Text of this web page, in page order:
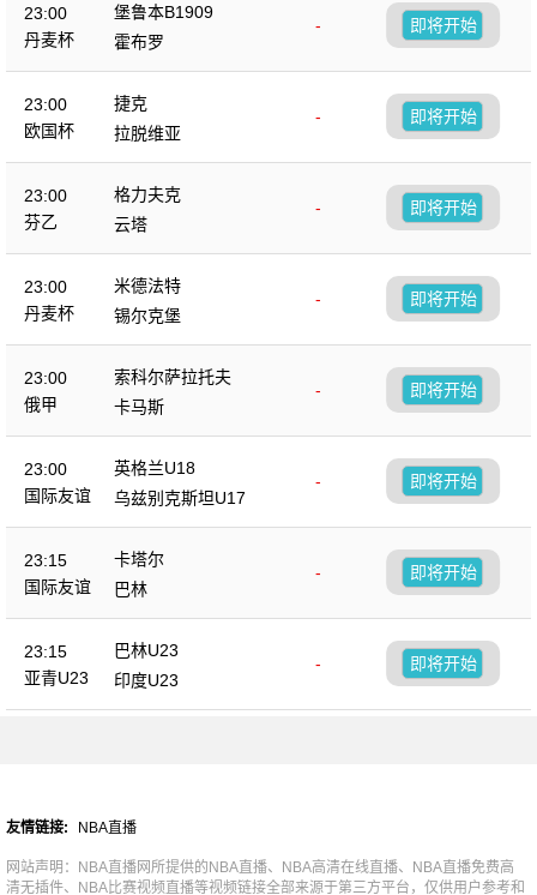
23:00
丹麦杯
堡鲁本B1909
-
霍布罗
即将开始
23:00
欧国杯
捷克
-
拉脱维亚
即将开始
23:00
芬乙
格力夫克
-
云塔
即将开始
23:00
丹麦杯
米德法特
-
锡尔克堡
即将开始
23:00
俄甲
索科尔萨拉托夫
-
卡马斯
即将开始
23:00
国际友谊
英格兰U18
-
乌兹别克斯坦U17
即将开始
23:15
国际友谊
卡塔尔
-
巴林
即将开始
23:15
亚青U23
巴林U23
-
印度U23
即将开始
友情链接: NBA直播
网站声明：NBA直播网所提供的NBA直播、NBA高清在线直播、NBA直播免费高
清无插件、NBA比赛视频直播等视频链接全部来源于第三方平台，仅供用户参考和